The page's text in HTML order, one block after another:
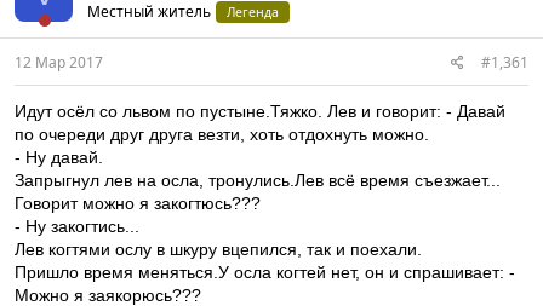
Местный житель Легенда
12 Мар 2017 #1,361
Идут осёл со львом по пустыне.Тяжко. Лев и говорит: - Давай
по очереди друг друга везти, хоть отдохнуть можно.
- Ну давай.
Запрыгнул лев на осла, тронулись.Лев всё время съезжает...
Говорит можно я закогтюсь???
- Ну закогтись...
Лев когтями ослу в шкуру вцепился, так и поехали.
Пришло время меняться.У осла когтей нет, он и спрашивает: -
Можно я заякорюсь???